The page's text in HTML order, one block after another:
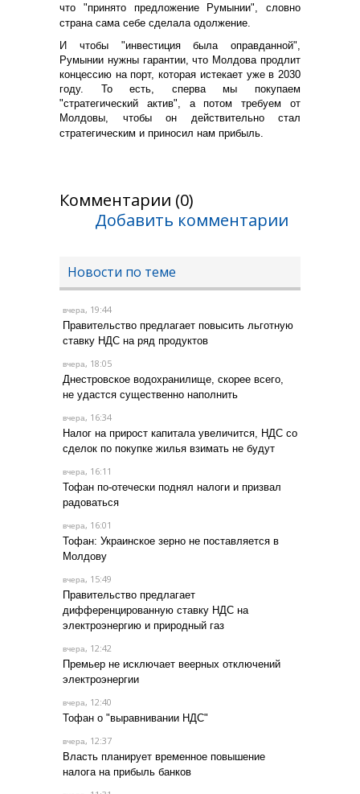
что "принято предложение Румынии", словно
страна сама себе сделала одолжение.
И чтобы "инвестиция была оправданной",
Румынии нужны гарантии, что Молдова продлит
концессию на порт, которая истекает уже в 2030
году. То есть, сперва мы покупаем
"стратегический актив", а потом требуем от
Молдовы, чтобы он действительно стал
стратегическим и приносил нам прибыль.
Комментарии (0)
Добавить комментарии
Новости по теме
вчера, 19:44
Правительство предлагает повысить льготную
ставку НДС на ряд продуктов
вчера, 18:05
Днестровское водохранилище, скорее всего,
не удастся существенно наполнить
вчера, 16:34
Налог на прирост капитала увеличится, НДС со
сделок по покупке жилья взимать не будут
вчера, 16:11
Тофан по-отечески поднял налоги и призвал
радоваться
вчера, 16:01
Тофан: Украинское зерно не поставляется в
Молдову
вчера, 15:49
Правительство предлагает
дифференцированную ставку НДС на
электроэнергию и природный газ
вчера, 12:42
Премьер не исключает веерных отключений
электроэнергии
вчера, 12:40
Тофан о "выравнивании НДС"
вчера, 12:37
Власть планирует временное повышение
налога на прибыль банков